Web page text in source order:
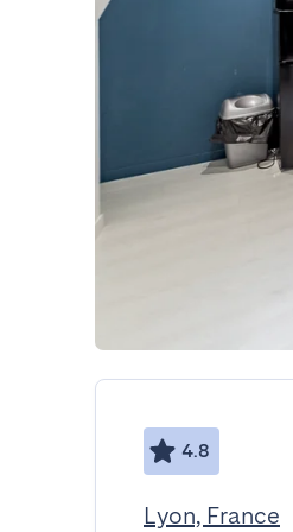
4.8
Lyon, France